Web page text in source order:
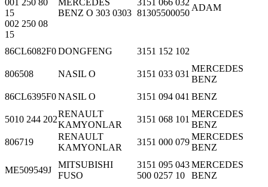
15
002 250 08
15
BENZ O 303 0303 81305500050
ADAM
86CL6082F0DONGFENG 3151 152 102
806508 NASIL O 3151 033 031
MERCEDES
BENZ
86CL6395F0NASIL O 3151 094 041 BENZ
5010 244 202
RENAULT
KAMYONLAR
3151 068 101
MERCEDES
BENZ
806719
RENAULT
KAMYONLAR
3151 000 079
MERCEDES
BENZ
ME509549J
MITSUBISHI
FUSO
3151 095 043
500 0257 10
MERCEDES
BENZ